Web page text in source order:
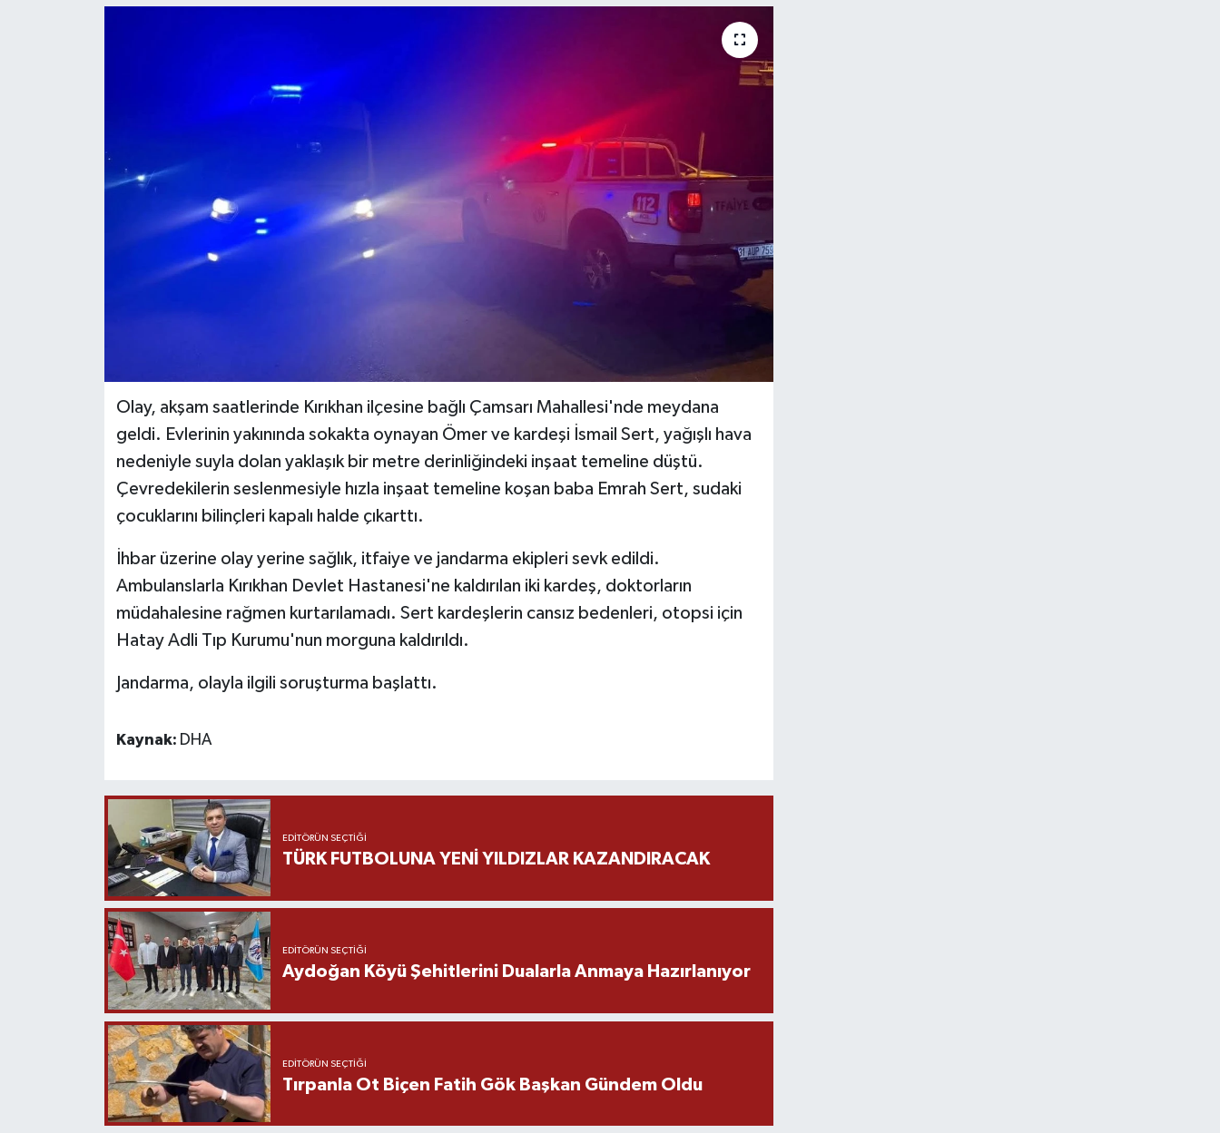
Olay, akşam saatlerinde Kırıkhan ilçesine bağlı Çamsarı Mahallesi'nde meydana
geldi. Evlerinin yakınında sokakta oynayan Ömer ve kardeşi İsmail Sert, yağışlı hava
nedeniyle suyla dolan yaklaşık bir metre derinliğindeki inşaat temeline düştü.
Çevredekilerin seslenmesiyle hızla inşaat temeline koşan baba Emrah Sert, sudaki
çocuklarını bilinçleri kapalı halde çıkarttı.
İhbar üzerine olay yerine sağlık, itfaiye ve jandarma ekipleri sevk edildi.
Ambulanslarla Kırıkhan Devlet Hastanesi'ne kaldırılan iki kardeş, doktorların
müdahalesine rağmen kurtarılamadı. Sert kardeşlerin cansız bedenleri, otopsi için
Hatay Adli Tıp Kurumu'nun morguna kaldırıldı.
Jandarma, olayla ilgili soruşturma başlattı.
Kaynak: DHA
EDITÖRÜN SEÇTIĞI
TÜRK FUTBOLUNA YENİ YILDIZLAR KAZANDIRACAK
EDITÖRÜN SEÇTIĞI
Aydoğan Köyü Şehitlerini Dualarla Anmaya Hazırlanıyor
EDITÖRÜN SEÇTIĞI
Tırpanla Ot Biçen Fatih Gök Başkan Gündem Oldu
Haberde İnsan
Son Dakika